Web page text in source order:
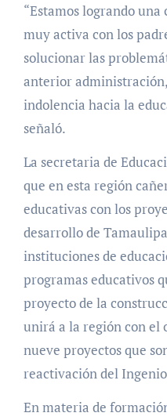
“Estamos logrando
muy activa con los
solucionar las
anterior
indolencia hacia la
señaló.
La secretaria de
que en esta región
educativas con los
desarrollo de
instituciones de
programas educativos
proyecto de la
unirá a la región con el
nueve proyectos que
reactivación del
En materia de